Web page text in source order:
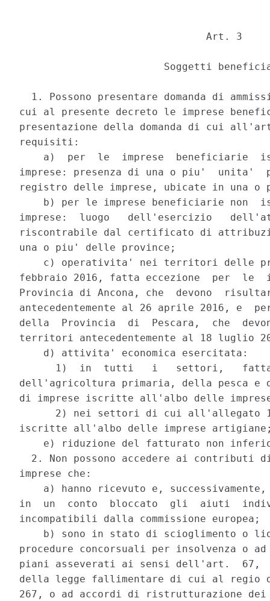
                               Art. 3
Soggetti
1. Possono presentare domanda di
cui al presente decreto le imprese
presentazione della domanda di cui
requisiti:
a)  per  le  imprese  beneficiarie
imprese: presenza di una o piu'
registro delle imprese, ubicate in una
b) per le imprese beneficiarie non
imprese:  luogo   dell'esercizio
riscontrabile dal certificato di
una o piu' delle province;
c) operativita' nei territori delle
febbraio 2016, fatta eccezione  per  le
Provincia di Ancona, che  devono
antecedentemente al 26 aprile 2016, e
della  Provincia  di  Pescara,  che
territori antecedentemente al 18 luglio
    d) attivita' economica esercitata:
1)  in  tutti   i   settori,
dell'agricoltura primaria, della pesca e
di imprese iscritte all'albo delle
2) nei settori di cui all'allegato
iscritte all'albo delle imprese
e) riduzione del fatturato non
2. Non possono accedere ai contributi
imprese che:
a) hanno ricevuto e,
in  un  conto  bloccato  gli  aiuti
incompatibili dalla commissione europea;
b) sono in stato di scioglimento o
procedure concorsuali per insolvenza o
piani asseverati ai sensi dell'art.  67,
della legge fallimentare di cui al regio
267, o ad accordi di ristrutturazione